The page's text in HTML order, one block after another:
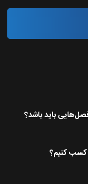
باید باشد؟
کسب کنیم؟